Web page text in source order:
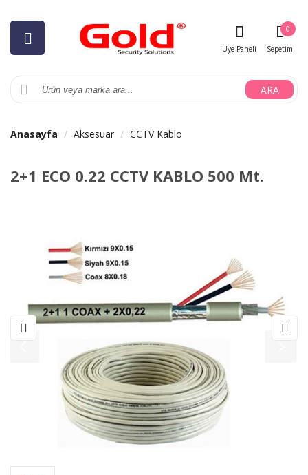
ARA
Üye Paneli Sepetim
0
Anasayfa Aksesuar CCTV Kablo
2+1 ECO 0.22 CCTV KABLO 500 Mt.